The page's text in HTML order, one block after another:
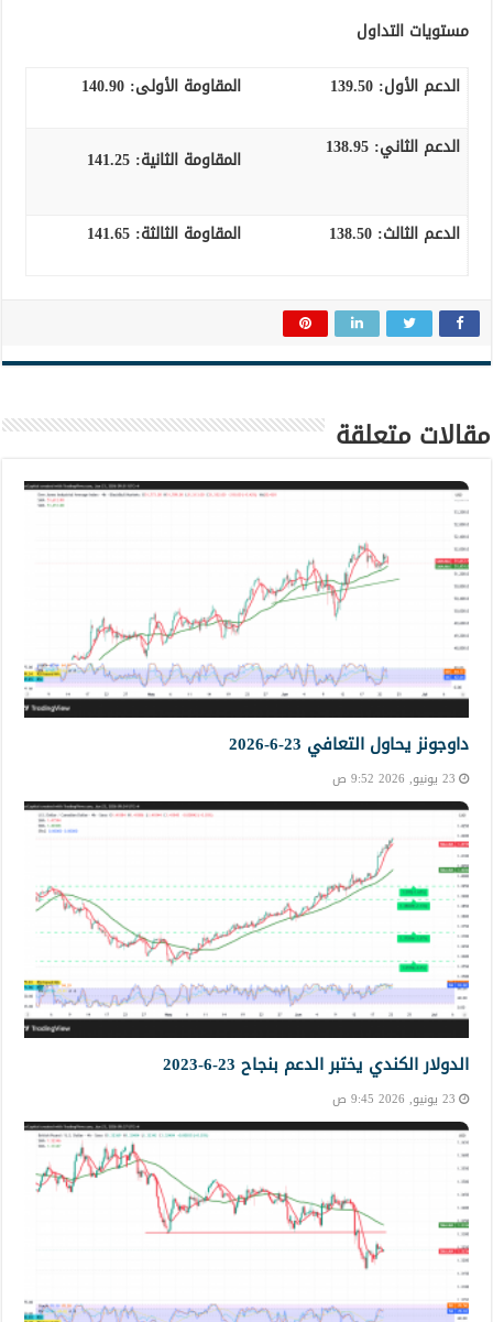
مستويات التداول
الدعم الأول: 139.50 المقاومة الأولى: 140.90
الدعم الثاني: 138.95 المقاومة الثانية: 141.25
الدعم الثالث: المقاومة الثالثة: 141.65
مقالات متعلقة
داوجونز يحاول التعافي 23-6-2026
23 يونيو, 2026 9:52 ص
الدولار الكندي يختبر الدعم بنجاح 23-6-2023
23 يونيو, 2026 9:45 ص